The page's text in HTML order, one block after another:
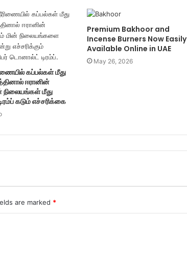
கப்பல்கள் மீது
ஈரானின்
நிலையங்கள் மீது
கடும் எச்சரிக்கை
Premium Bakhoor and
Incense Burners Now Easily
Available Online in UAE
May 26, 2026
are marked *